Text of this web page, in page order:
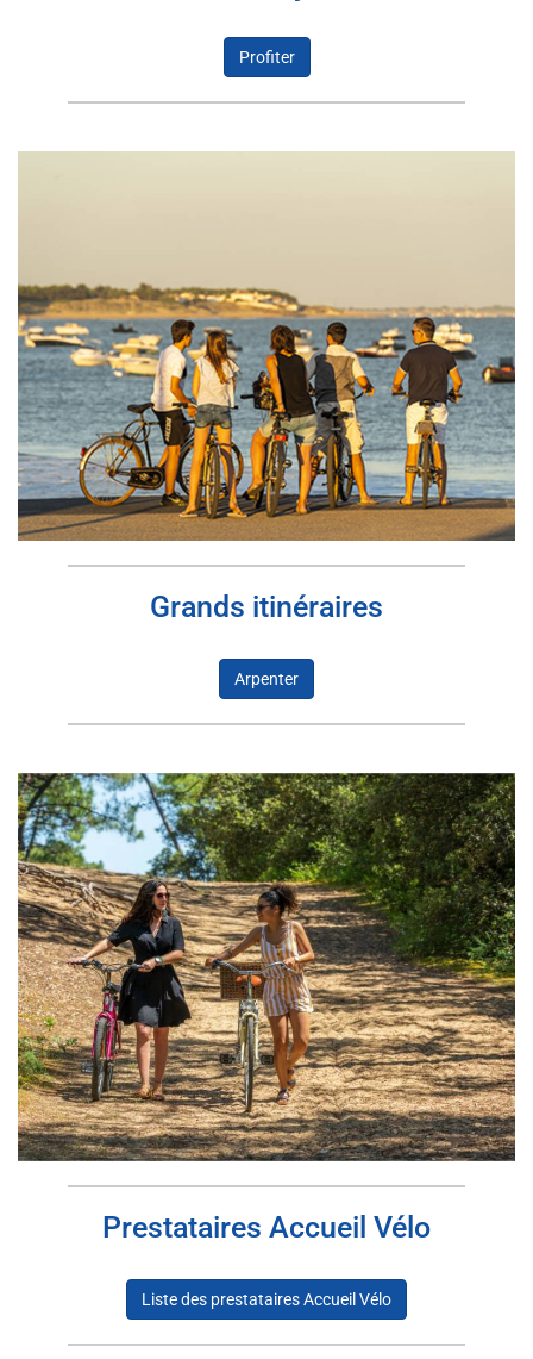
Profiter
Grands itinéraires
Arpenter
Prestataires Accueil Vélo
Liste des prestataires Accueil Vélo